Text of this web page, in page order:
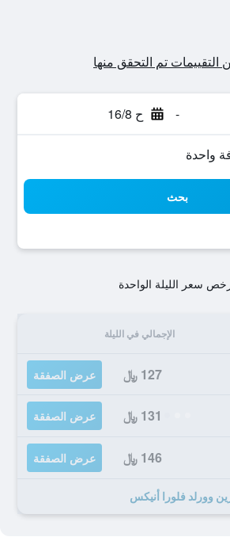
- ح 16/8
بحث
سعر الليلة الواحدة
الإجمالي في الليلة
127 ﷼ عرض الصفقة
131 ﷼ عرض الصفقة
146 ﷼ عرض الصفقة